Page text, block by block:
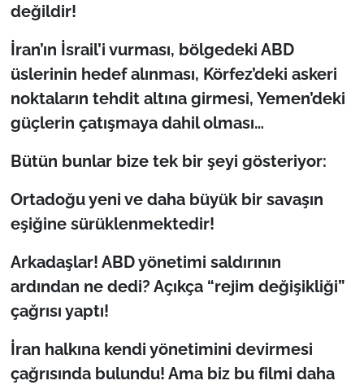
değildir!
İran’ın İsrail’i vurması, bölgedeki ABD
üslerinin hedef alınması, Körfez’deki askeri
noktaların tehdit altına girmesi, Yemen’deki
güçlerin çatışmaya dahil olması…
Bütün bunlar bize tek bir şeyi gösteriyor:
Ortadoğu yeni ve daha büyük bir savaşın
eşiğine sürüklenmektedir!
Arkadaşlar! ABD yönetimi saldırının
ardından ne dedi? Açıkça “rejim değişikliği”
çağrısı yaptı!
İran halkına kendi yönetimini devirmesi
çağrısında bulundu! Ama biz bu filmi daha